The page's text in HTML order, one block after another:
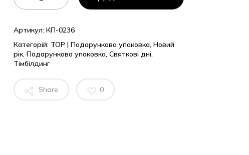
Артикул: КП-0236
Категорій: TOP | Подарункова упаковка, Новий
рік, Подарункова упаковка, Святкові дні,
Тімбілдинг
Share 0